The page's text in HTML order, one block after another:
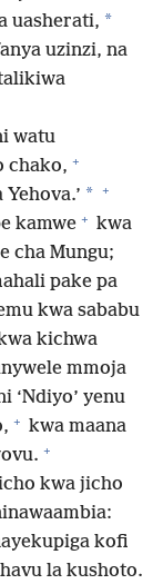
uasherati, *
uzinzi, na
watu
chako, +
* +
kamwe + kwa
cha Mungu;
pake pa
kwa sababu
kichwa
mmoja
‘Ndiyo’ yenu
+ kwa maana
+
kwa jicho
kofi
la kushoto.